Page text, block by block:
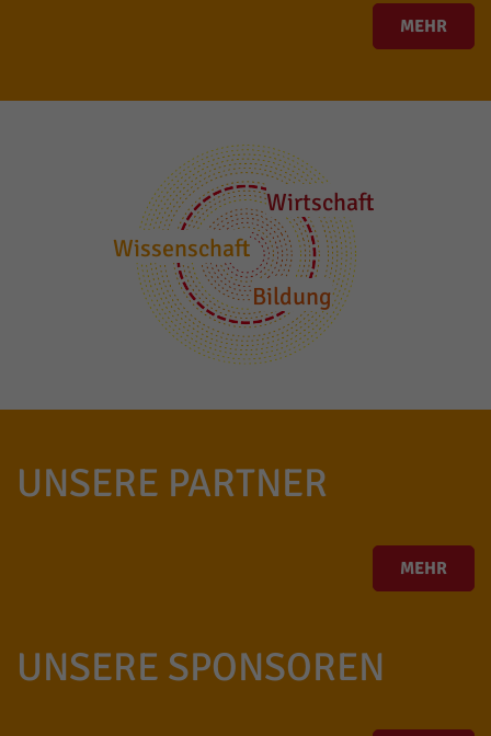
MEHR
Wirtschaft
Wissenschaft
Bildung
UNSERE PARTNER
MEHR
UNSERE SPONSOREN